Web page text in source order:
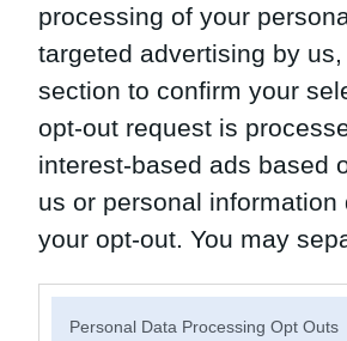
processing of your
targeted advertising by
section to confirm your
opt-out request is
interest-based ads based
us or personal
your opt-out. You may
Personal Data Processing Opt Outs